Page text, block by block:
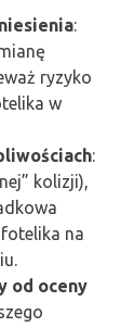
:
ryzyko
w
:
kolizji),
na
od oceny